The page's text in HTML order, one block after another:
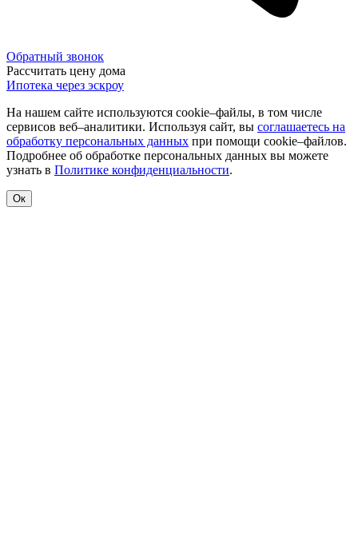
Обратный звонок
Рассчитать цену дома
Ипотека через эскроу
На нашем сайте используются cookie–файлы, в том числе
сервисов веб–аналитики. Используя сайт, вы соглашаетесь на
обработку персональных данных при помощи cookie–файлов.
Подробнее об обработке персональных данных вы можете
узнать в Политике конфиденциальности.
Ок